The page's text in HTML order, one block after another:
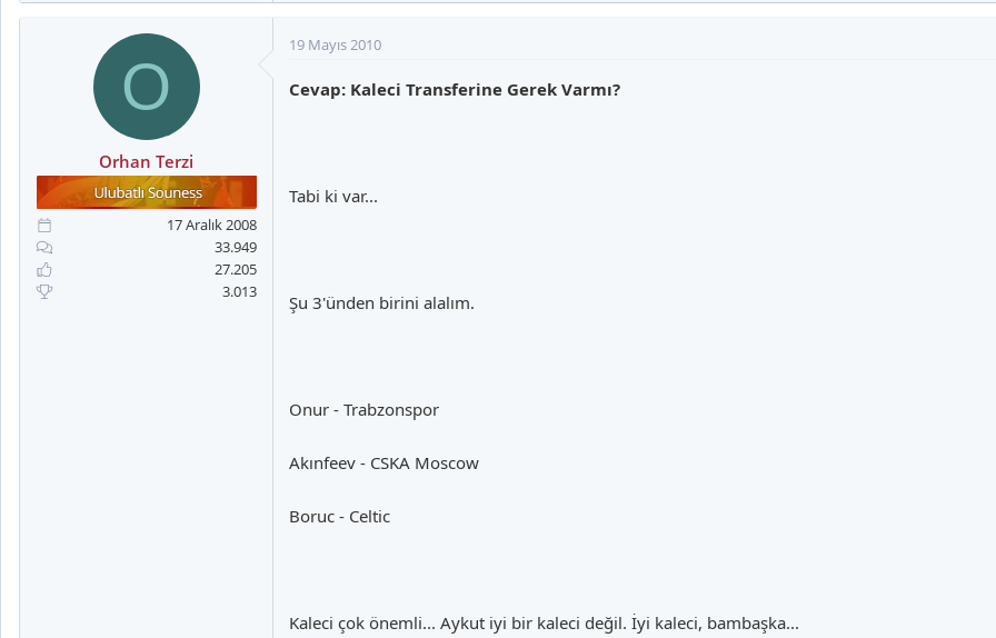
O
Orhan Terzi
17 Aralık 2008
33.949
27.205
3.013
19 Mayıs 2010
Cevap: Kaleci Transferine Gerek Varmı?
Tabi ki var...
Şu 3'ünden birini alalım.
Onur - Trabzonspor
Akınfeev - CSKA Moscow
Boruc - Celtic
Kaleci çok önemli... Aykut iyi bir kaleci değil. İyi kaleci, bambaşka...